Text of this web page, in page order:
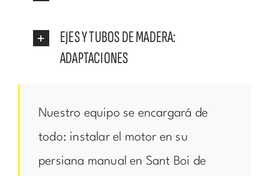
EJES Y TUBOS DE MADERA:
ADAPTACIONES
Nuestro equipo se encargará de
todo: instalar el motor en su
persiana manual en Sant Boi de